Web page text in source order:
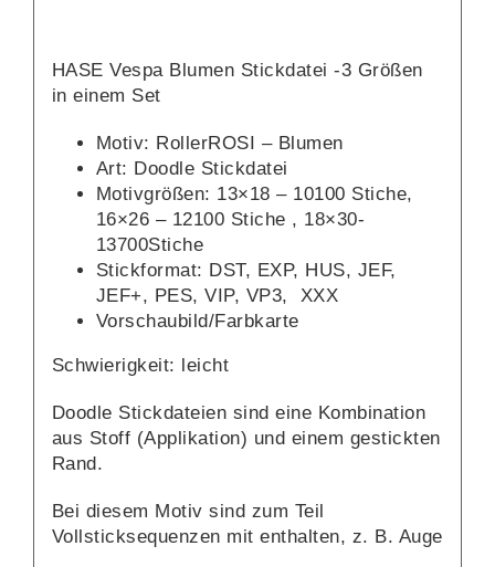
HASE Vespa Blumen Stickdatei -3 Größen
in einem Set
Motiv: RollerROSI – Blumen
Art: Doodle Stickdatei
Motivgrößen: 13×18 – 10100 Stiche,
16×26 – 12100 Stiche , 18×30-
13700Stiche
Stickformat: DST, EXP, HUS, JEF,
JEF+, PES, VIP, VP3, XXX
Vorschaubild/Farbkarte
Schwierigkeit: leicht
Doodle Stickdateien sind eine Kombination
aus Stoff (Applikation) und einem gestickten
Rand.
Bei diesem Motiv sind zum Teil
Vollsticksequenzen mit enthalten, z. B. Auge